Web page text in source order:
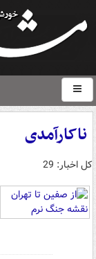
ناکارآمدی
کل اخبار: 29